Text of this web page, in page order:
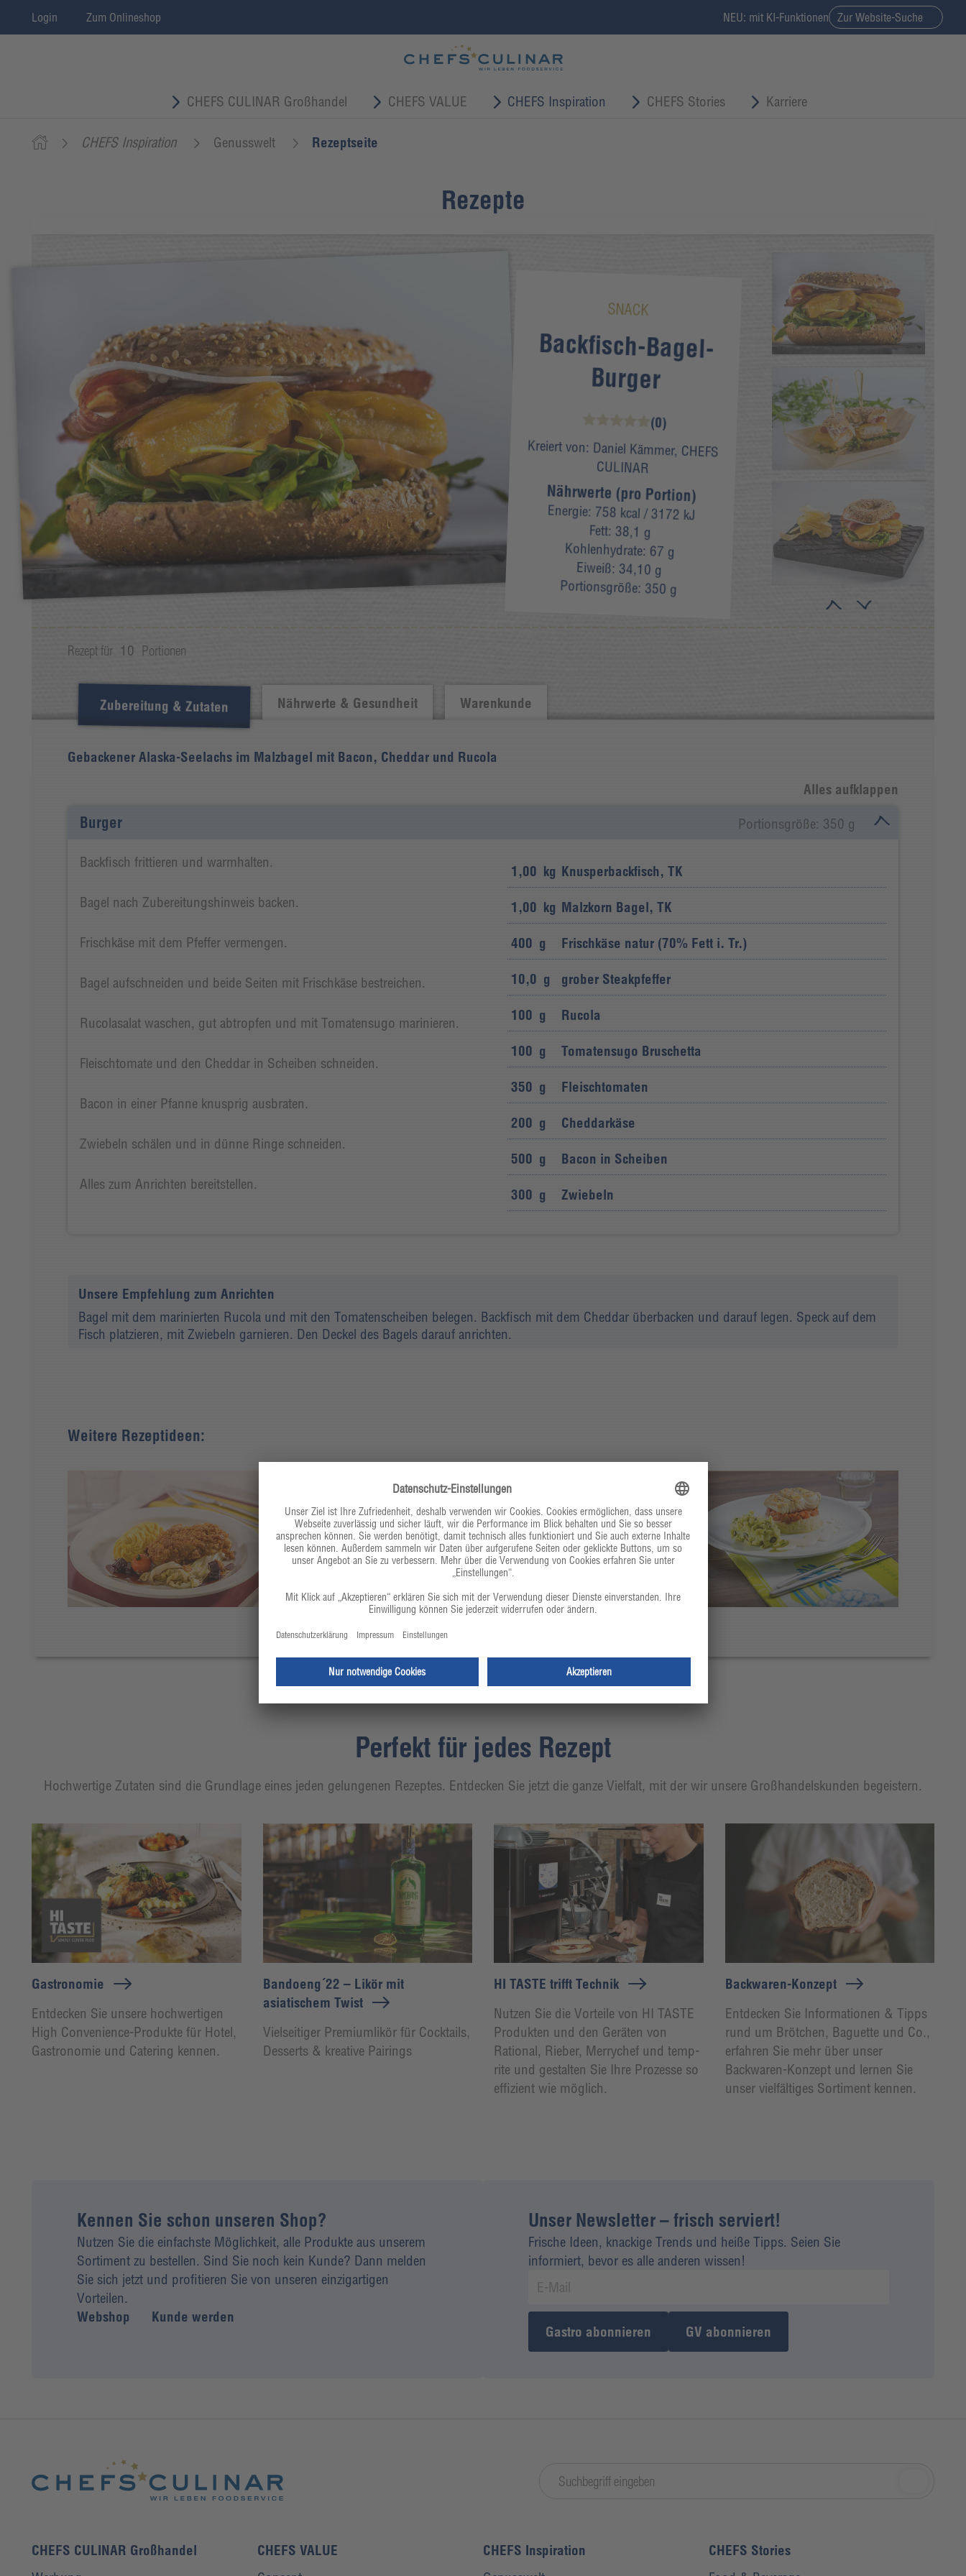
Login Zum Onlineshop NEU: mit KI-Funktionen Zur Website-Suche
CHEFS CULINAR Großhandel CHEFS VALUE CHEFS Inspiration CHEFS Stories Karriere
CHEFS Inspiration Genusswelt Rezeptseite
Rezepte
SNACK
Backfisch-Bagel-
Burger
(0)
Kreiert von: Daniel Kämmer, CHEFS
CULINAR
Nährwerte (pro Portion)
Energie: 758 kcal/ 3172 kJ
Fett:38,1 g
Kohlenhydrate: 67 g
Eiweiß: 34,10 g
Portionsgröße: 350 g
Rezept für 10 Portionen
Zubereitung & Zutaten Nährwerte & Gesundheit Warenkunde
Gebackener Alaska-Seelachs im Malzbagel mit Bacon, Cheddar und Rucola
Alles aufklappen
Burger Portionsgröße: 350 g
1,00 kg Knusperbackfisch, TK
1,00 kg Malzkorn Bagel, TK
400 g Frischkäse natur (70% Fett i. Tr.)
10,0 g grober Steakpfeffer
100 g Rucola
100 g Tomatensugo Bruschetta
350 g Fleischtomaten
200 g Cheddarkäse
500 g Bacon in Scheiben
300 g Zwiebeln
Backfisch frittieren und warmhalten.
Bagel nach Zubereitungshinweis backen.
Frischkäse mit dem Pfeffer vermengen.
Bagel aufschneiden und beide Seiten mit Frischkäse bestreichen.
Rucolasalat waschen, gut abtropfen und mit Tomatensugo marinieren.
Fleischtomate und den Cheddar in Scheiben schneiden.
Bacon in einer Pfanne knusprig ausbraten.
Zwiebeln schälen und in dünne Ringe schneiden.
Alles zum Anrichten bereitstellen.
Unsere Empfehlung zum Anrichten
Bagel mit dem marinierten Rucola und mit den Tomatenscheiben belegen. Backfisch mit dem Cheddar überbacken und darauf legen. Speck auf dem
Fisch platzieren, mit Zwiebeln garnieren. Den Deckel des Bagels darauf anrichten.
Weitere Rezeptideen:
Perfekt für jedes Rezept
Hochwertige Zutaten sind die Grundlage eines jeden gelungenen Rezeptes. Entdecken Sie jetzt die ganze Vielfalt, mit der wir unsere Großhandelskunden begeistern.
Gastronomie
Entdecken Sie unsere hochwertigen
High Convenience-Produkte für Hotel,
Gastronomie und Catering kennen.
Bandoeng´22 – Likör mit
asiatischem Twist
Vielseitiger Premiumlikör für Cocktails,
Desserts & kreative Pairings
HI TASTE trifft Technik
Nutzen Sie die Vorteile von HI TASTE
Produkten und den Geräten von
Rational, Rieber, Merrychef und temp-
rite und gestalten Sie Ihre Prozesse so
effizient wie möglich.
Backwaren-Konzept
Entdecken Sie Informationen & Tipps
rund um Brötchen, Baguette und Co.,
erfahren Sie mehr über unser
Backwaren-Konzept und lernen Sie
unser vielfältiges Sortiment kennen.
Kennen Sie schon unseren Shop?
Nutzen Sie die einfachste Möglichkeit, alle Produkte aus unserem
Sortiment zu bestellen. Sind Sie noch kein Kunde? Dann melden
Sie sich jetzt und profitieren Sie von unseren einzigartigen
Vorteilen.
Webshop
Kunde werden
Unser Newsletter – frisch serviert!
Frische Ideen, knackige Trends und heiße Tipps. Seien Sie
informiert, bevor es alle anderen wissen!
Gastro abonnieren GV abonnieren
CHEFS CULINAR Großhandel
CHEFS VALUE
CHEFS Inspiration
CHEFS Stories